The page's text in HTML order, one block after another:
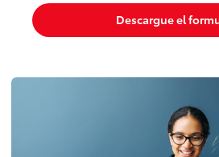
Descargue el